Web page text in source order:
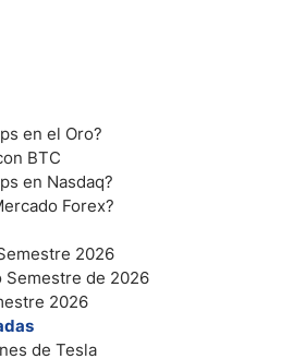
en el Oro?
BTC
en Nasdaq?
Forex?
2026
Semestre de 2026
2026
de Tesla